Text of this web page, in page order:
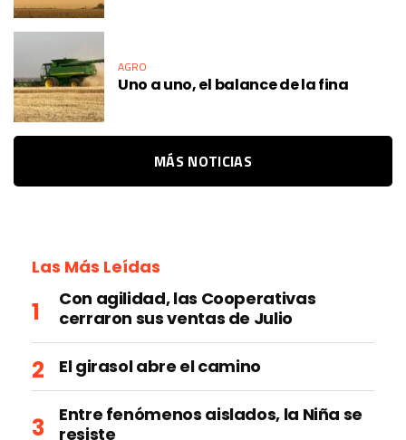
AGRO
Uno a uno, el balance de la fina
MÁS NOTICIAS
Las Más Leídas
Con agilidad, las Cooperativas
cerraron sus ventas de Julio
El girasol abre el camino
Entre fenómenos aislados, la Niña se
resiste